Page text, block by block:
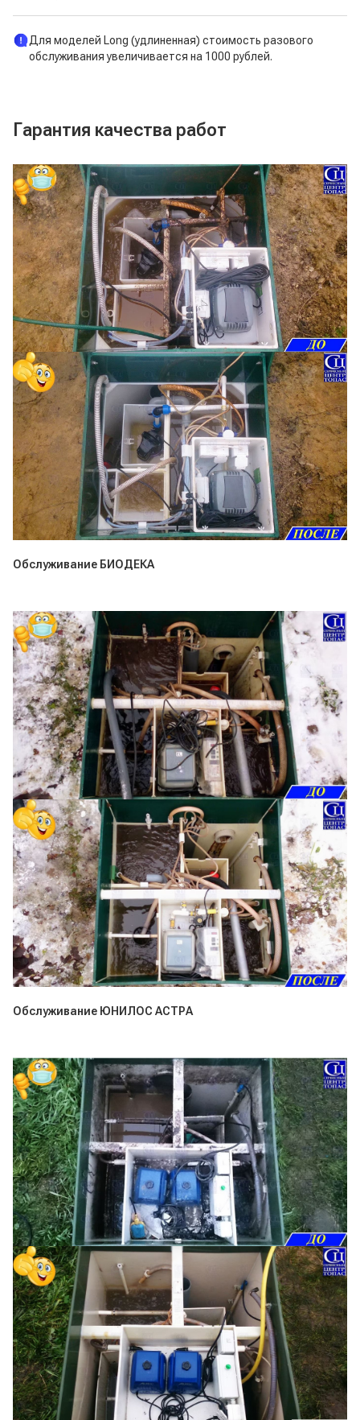
Для моделей Long (удлиненная) стоимость разового
обслуживания увеличивается на 1000 рублей.
Гарантия качества работ
Обслуживание БИОДЕКА
Обслуживание ЮНИЛОС АСТРА